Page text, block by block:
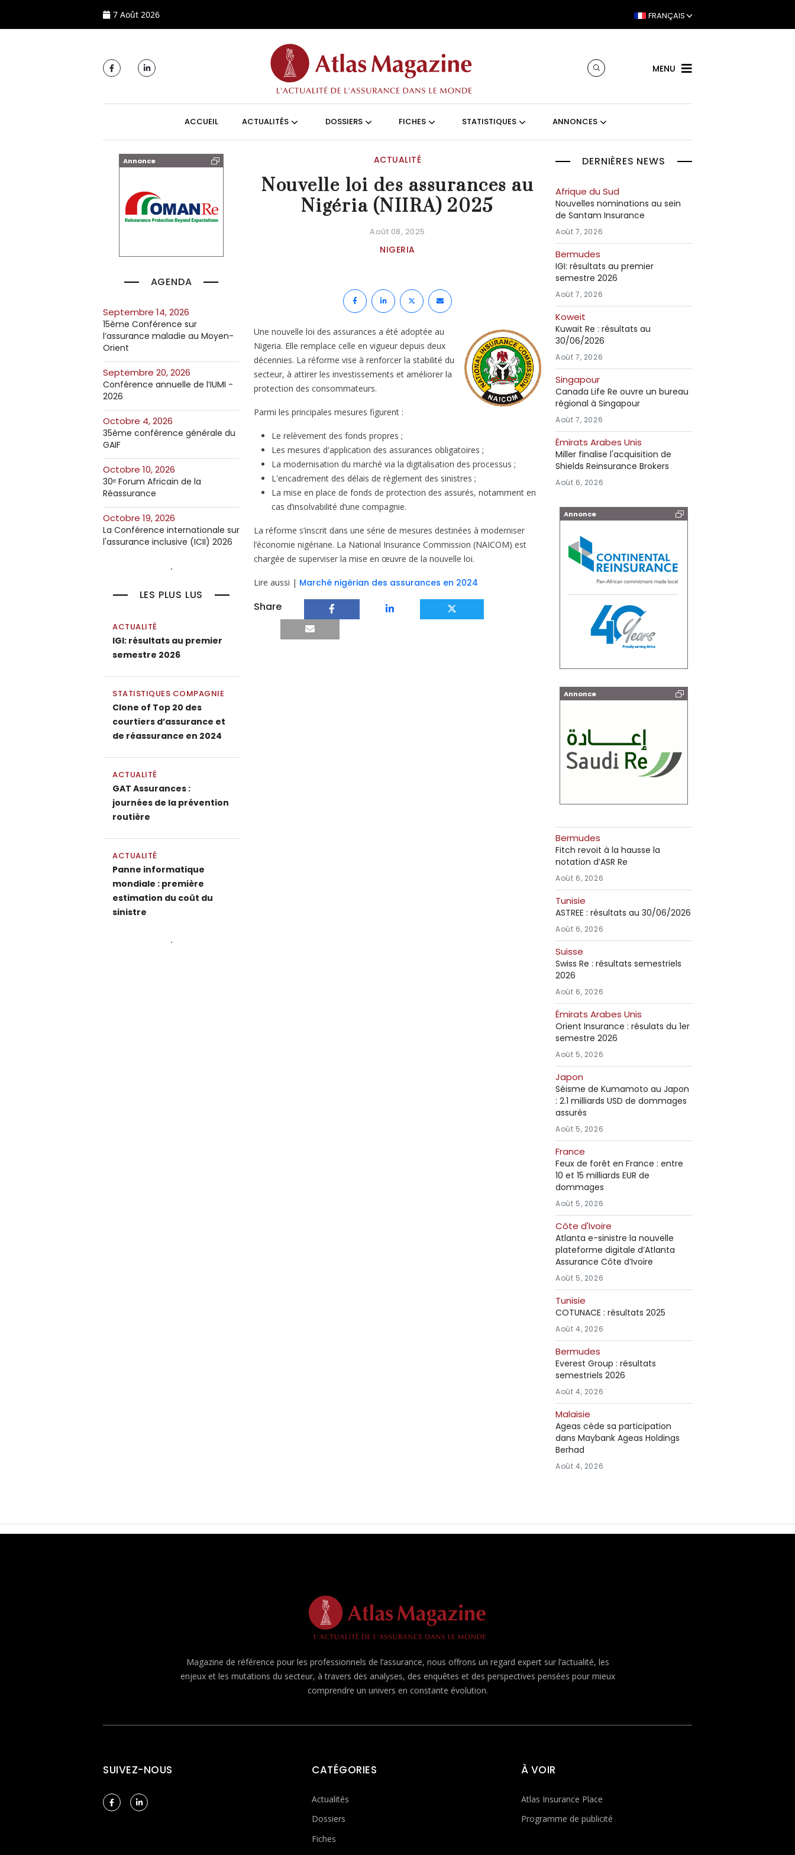
7 Août 2026 FRANÇAIS
MENU
ACCUEIL ACTUALITÉS DOSSIERS FICHES STATISTIQUES ANNONCES
Annonce
AGENDA
septembre 14, 2026
15ème Conférence sur
l’assurance maladie au Moyen-
Orient
septembre 20, 2026
Conférence annuelle de l’IUMI -
2026
octobre 4, 2026
35ème conférence générale du
GAIF
octobre 10, 2026
30ᵉ Forum Africain de la
Réassurance
octobre 19, 2026
La Conférence internationale sur
l'assurance inclusive (ICII) 2026
LES PLUS LUS
ACTUALITÉ
IGI: résultats au premier
semestre 2026
STATISTIQUES COMPAGNIE
Clone of Top 20 des
courtiers d’assurance et
de réassurance en 2024
ACTUALITÉ
GAT Assurances :
journées de la prévention
routière
ACTUALITÉ
Panne informatique
mondiale : première
estimation du coût du
sinistre
ACTUALITÉ
Nouvelle loi des assurances au
Nigéria (NIIRA) 2025
Août 08, 2025
NIGERIA
Une nouvelle loi des assurances a été adoptée au
Nigeria. Elle remplace celle en vigueur depuis deux
décennies. La réforme vise à renforcer la stabilité du
secteur, à attirer les investissements et améliorer la
protection des consommateurs.
Parmi les principales mesures figurent :
Le relèvement des fonds propres ;
Les mesures d'application des assurances obligatoires ;
La modernisation du marché via la digitalisation des processus ;
L'encadrement des délais de règlement des sinistres ;
La mise en place de fonds de protection des assurés, notamment en
cas d’insolvabilité d’une compagnie.
La réforme s’inscrit dans une série de mesures destinées à moderniser
l’économie nigériane. La National Insurance Commission (NAICOM) est
chargée de superviser la mise en œuvre de la nouvelle loi.
Lire aussi | Marché nigérian des assurances en 2024
Share
DERNIÈRES NEWS
Afrique du Sud
Nouvelles nominations au sein
de Santam Insurance
Août 7, 2026
Bermudes
IGI: résultats au premier
semestre 2026
Août 7, 2026
Koweit
Kuwait Re : résultats au
30/06/2026
Août 7, 2026
Singapour
Canada Life Re ouvre un bureau
régional à Singapour
Août 7, 2026
Émirats Arabes Unis
Miller finalise l'acquisition de
Shields Reinsurance Brokers
Août 6, 2026
Annonce
Annonce
Bermudes
Fitch revoit à la hausse la
notation d’ASR Re
Août 6, 2026
Tunisie
ASTREE : résultats au 30/06/2026
Août 6, 2026
Suisse
Swiss Re : résultats semestriels
2026
Août 6, 2026
Émirats Arabes Unis
Orient Insurance : résulats du 1er
semestre 2026
Août 5, 2026
Japon
Séisme de Kumamoto au Japon
: 2.1 milliards USD de dommages
assurés
Août 5, 2026
France
Feux de forêt en France : entre
10 et 15 milliards EUR de
dommages
Août 5, 2026
Côte d'Ivoire
Atlanta e-sinistre la nouvelle
plateforme digitale d’Atlanta
Assurance Côte d’Ivoire
Août 5, 2026
Tunisie
COTUNACE : résultats 2025
Août 4, 2026
Bermudes
Everest Group : résultats
semestriels 2026
Août 4, 2026
Malaisie
Ageas cède sa participation
dans Maybank Ageas Holdings
Berhad
Août 4, 2026
Magazine de référence pour les professionnels de l’assurance, nous offrons un regard expert sur l’actualité, les
enjeux et les mutations du secteur, à travers des analyses, des enquêtes et des perspectives pensées pour mieux
comprendre un univers en constante évolution.
SUIVEZ-NOUS CATÉGORIES
Actualités
Dossiers
Fiches
À VOIR
Atlas Insurance Place
Programme de publicité